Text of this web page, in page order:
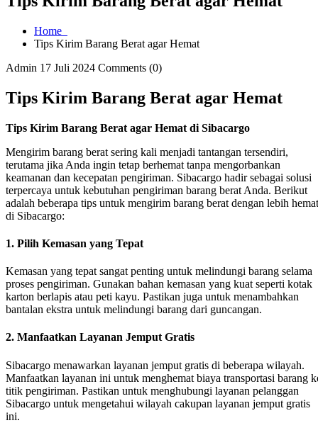
Home
Tips Kirim Barang Berat agar Hemat
Admin 17 Juli 2024 Comments (0)
Tips Kirim Barang Berat agar Hemat
Tips Kirim Barang Berat agar Hemat di Sibacargo
Mengirim barang berat sering kali menjadi tantangan tersendiri,
terutama jika Anda ingin tetap berhemat tanpa mengorbankan
keamanan dan kecepatan pengiriman. Sibacargo hadir sebagai solusi
terpercaya untuk kebutuhan pengiriman barang berat Anda. Berikut
adalah beberapa tips untuk mengirim barang berat dengan lebih hemat
di Sibacargo:
1. Pilih Kemasan yang Tepat
Kemasan yang tepat sangat penting untuk melindungi barang selama
proses pengiriman. Gunakan bahan kemasan yang kuat seperti kotak
karton berlapis atau peti kayu. Pastikan juga untuk menambahkan
bantalan ekstra untuk melindungi barang dari guncangan.
2. Manfaatkan Layanan Jemput Gratis
Sibacargo menawarkan layanan jemput gratis di beberapa wilayah.
Manfaatkan layanan ini untuk menghemat biaya transportasi barang
titik pengiriman. Pastikan untuk menghubungi layanan pelanggan
Sibacargo untuk mengetahui wilayah cakupan layanan jemput gratis
ini.